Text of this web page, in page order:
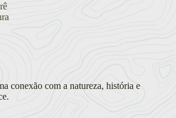
conexão com a natureza, história e